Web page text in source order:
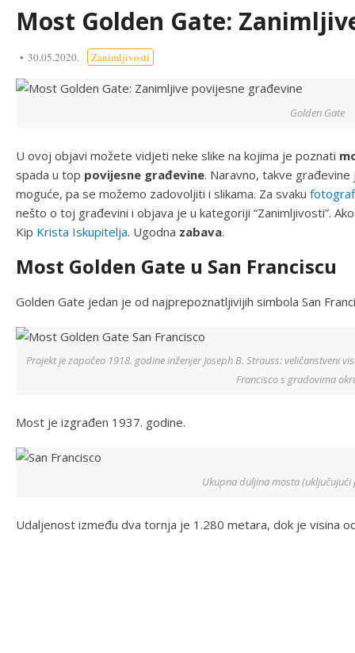
Most Golden Gate:
30.05.2020. Zanimljivosti
Golden Gate
U ovoj objavi možete vidjeti neke slike na kojima je poznati
spada u top povijesne građevine. Naravno, takve
moguće, pa se možemo zadovoljiti i slikama. Za svaku
nešto o toj građevini i objava je u kategoriji “Zanimljivosti”.
Kip Krista Iskupitelja. Ugodna zabava.
Most Golden Gate u San Franciscu
Golden Gate jedan je od najprepoznatljivijih simbola San
Projekt je započeo 1918. godine inženjer Joseph B. Strauss: veličanstveni
Francisco s gradovima
Most je izgrađen 1937. godine.
Ukupna duljina mosta (uključujući
Udaljenost između dva tornja je 1.280 metara, dok je visina